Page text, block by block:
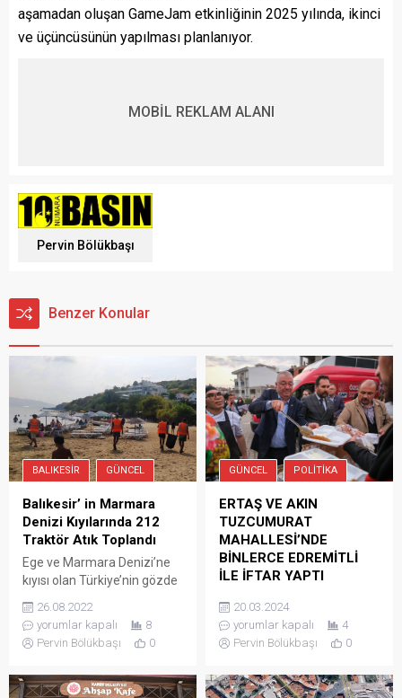
aşamadan oluşan GameJam etkinliğinin 2025 yılında, ikinci
ve üçüncüsünün yapılması planlanıyor.
MOBİL REKLAM ALANI
Pervin Bölükbaşı
Benzer Konular
BALIKESIR GÜNCEL
Balıkesir’ in Marmara
Denizi Kıyılarında 212
Traktör Atık Toplandı
Ege ve Marmara Denizi’ne
kıyısı olan Türkiye’nin gözde
sınırlarında barındıran
Balıkesir’in plajlarından
Büyükşehir Belediyesi
yana toplam 212 traktör atık
26.08.2022
yorumlar kapalı
8
Pervin Bölükbaşı
0
GÜNCEL POLITIKA
ERTAŞ VE AKIN
TUZCUMURAT
MAHALLESİ’NDE
BİNLERCE EDREMİTLİ
İLE İFTAR YAPTI
Edremit Belediye Başkan
Adayı Mehmet Ertaş, CHP
Balıkesir Büyükşehir
Ahmet Akın, bu akşam
20.03.2024
yorumlar kapalı
4
Pervin Bölükbaşı
0